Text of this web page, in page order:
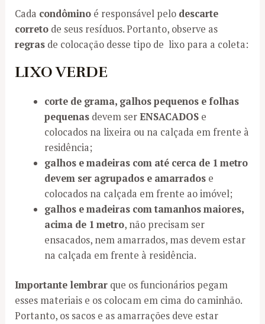
Cada condômino é responsável pelo descarte
correto de seus resíduos. Portanto, observe as
regras de colocação desse tipo de lixo para a coleta:
LIXO VERDE
corte de grama, galhos pequenos e folhas
pequenasdevem serENSACADOSe
colocados na lixeira ou na calçada em frente à
residência;
galhos e madeiras com até cerca de 1 metro
devem ser agrupados e amarradose
colocados na calçada em frente ao imóvel;
galhos e madeiras com tamanhos maiores,
acima de 1 metro, não precisam ser
ensacados, nem amarrados, mas devem estar
na calçada em frente à residência.
Importante lembrar que os funcionários pegam
esses materiais e os colocam em cima do caminhão.
Portanto, os sacos e as amarrações deve estar